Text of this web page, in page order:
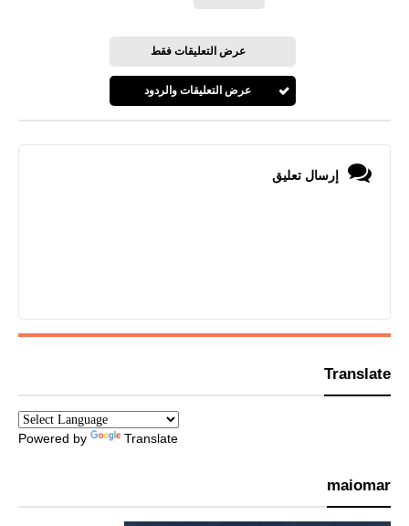
عرض التعليقات فقط
عرض التعليقات والردود
إرسال تعليق
Translate
Powered by Translate
maiomar